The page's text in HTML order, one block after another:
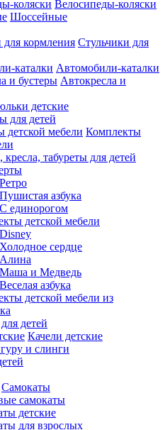
Велосипеды-коляски
Шоссейные
Стульчики для
Автомобили-каталки
Автокресла и
детские
для детей
Комплекты
кресла, табуреты для детей
азбука
единорогом
детской мебели
сердце
и Медведь
азбука
детской мебели из
детей
Качели детские
и слинги
Самокаты
самокаты
детские
для взрослых